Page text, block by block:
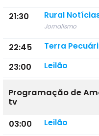
21:30 Rural
Jornalismo
22:45 Terra
23:00 Leilão
Programação de
tv
03:00
Leilão